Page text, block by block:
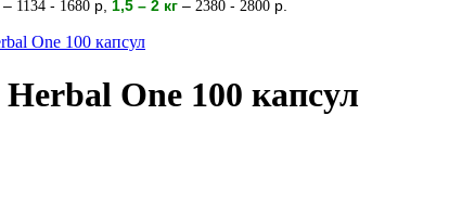
– 1134 - 1680 р 1,5 – 2 кг – 2380 - 2800 р.
One 100 капсул
One 100 капсул